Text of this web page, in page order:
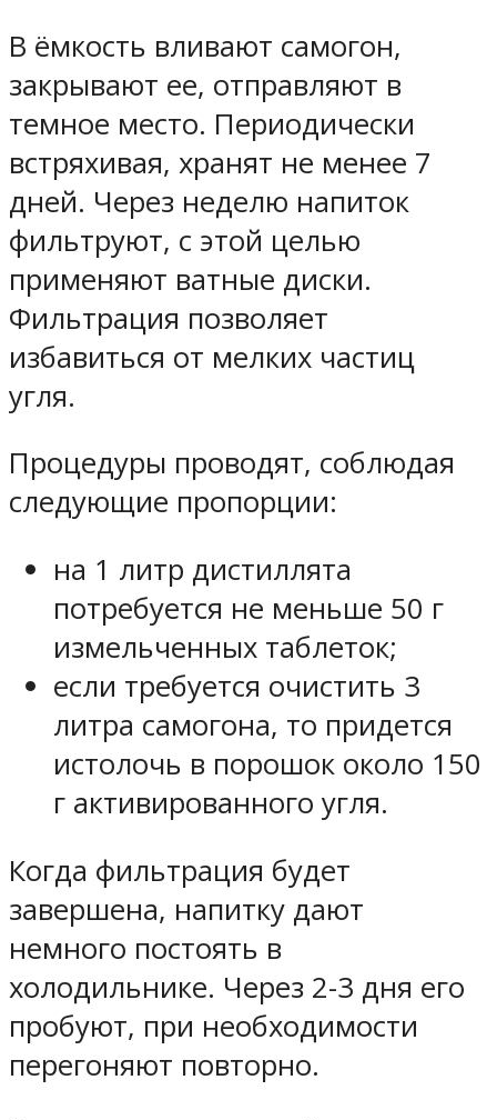
В ёмкость вливают самогон,
закрывают ее, отправляют в
темное место. Периодически
встряхивая, хранят не менее 7
дней. Через неделю напиток
фильтруют, с этой целью
применяют ватные диски.
Фильтрация позволяет
избавиться от мелких частиц
угля.
Процедуры проводят, соблюдая
следующие пропорции:
на 1 литр дистиллята
потребуется не меньше 50 г
измельченных таблеток;
если требуется очистить 3
литра самогона, то придется
истолочь в порошок около 150
г активированного угля.
Когда фильтрация будет
завершена, напитку дают
немного постоять в
холодильнике. Через 2-3 дня его
пробуют, при необходимости
перегоняют повторно.